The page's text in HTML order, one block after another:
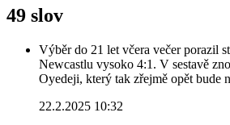
49 slov
Výběr do 21 let včera večer porazil
Newcastlu vysoko 4:1. V sestavě
Oyedeji, který tak zřejmě opět bude
22.2.2025 10:32